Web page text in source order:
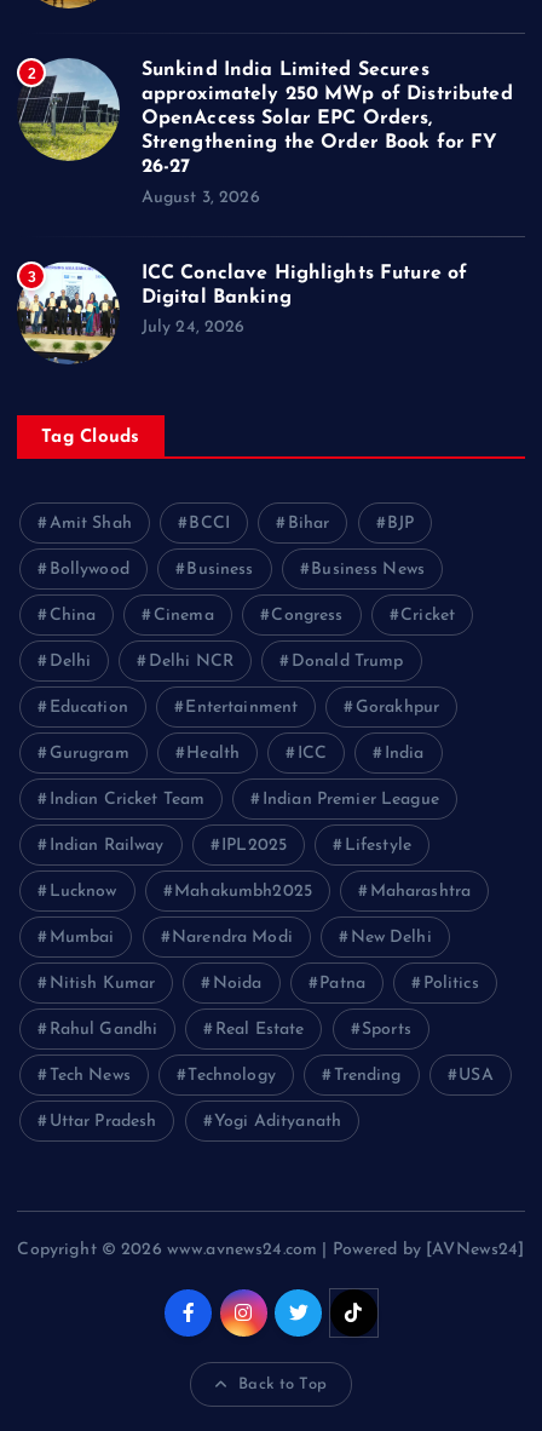
2
Sunkind India Limited Secures
approximately 250 MWp of Distributed
OpenAccess Solar EPC Orders,
Strengthening the Order Book for FY
26-27
August 3, 2026
3
ICC Conclave Highlights Future of
Digital Banking
July 24, 2026
Tag Clouds
Amit Shah BCCI Bihar BJP
Bollywood Business Business News
China Cinema Congress Cricket
Delhi Delhi NCR Donald Trump
Education Entertainment Gorakhpur
Gurugram Health ICC India
Indian Cricket Team Indian Premier League
Indian Railway IPL2025 Lifestyle
Lucknow Mahakumbh2025 Maharashtra
Mumbai Narendra Modi New Delhi
Nitish Kumar Noida Patna Politics
Rahul Gandhi Real Estate Sports
Tech News Technology Trending USA
Uttar Pradesh Yogi Adityanath
Copyright © 2026 www.avnews24.com | Powered by [AVNews24]
Back to Top